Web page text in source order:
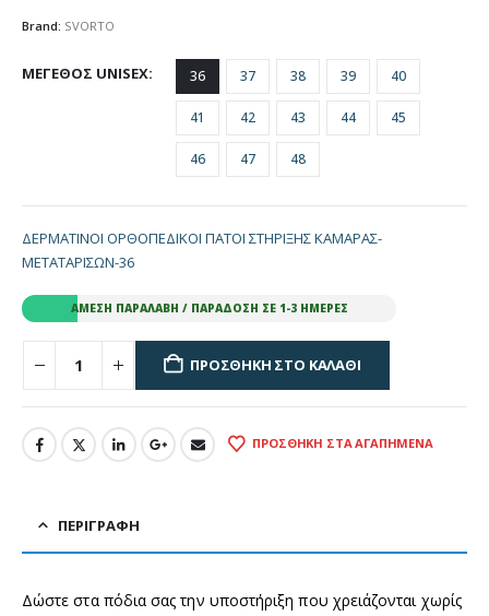
Brand: SVORTO
ΜΕΓΕΘΟΣ UNISEX 36 37 38 39 40
41 42 43 44 45
46 47 48
ΔΕΡΜΑΤΙΝΟΙ ΟΡΘΟΠΕΔΙΚΟΙ ΠΑΤΟΙ ΣΤΗΡΙΞΗΣ ΚΑΜΑΡΑΣ-
ΜΕΤΑΤΑΡΙΣΩΝ-36
ΆΜΕΣΗ ΠΑΡΑΛΑΒΉ / ΠΑΡΆΔΟΣΗ ΣΕ 1-3 ΗΜΈΡΕΣ
ΠΡΟΣΘΉΚΗ ΣΤΟ ΚΑΛΆΘΙ
ΠΡΟΣΘΉΚΗ ΣΤΑ ΑΓΑΠΗΜΈΝΑ
ΠΕΡΙΓΡΑΦΉ
Δώστε στα πόδια σας την υποστήριξη που χρειάζονται χωρίς